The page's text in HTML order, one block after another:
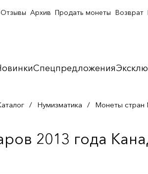
Спецпредложения
Отзывы Архив Продать монеты Возврат
/ Нумизматика / Монеты стран
2013 года